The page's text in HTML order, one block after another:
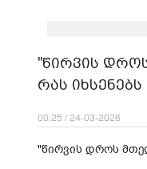
"წირვის
რას
00:25 / 24-03-2026
"წირვის დროს